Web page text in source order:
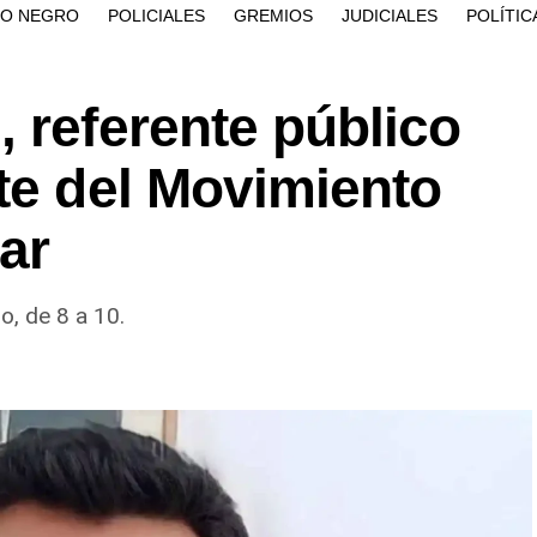
NEGRO POLICIALES GREMIOS JUDICIALES
referente público
del Movimiento
de 8 a 10.